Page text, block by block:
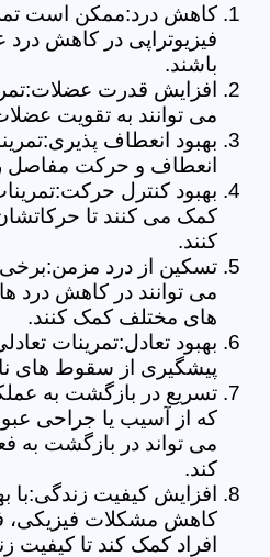
کاهش درد:ممکن است
فیزیوتراپی در کاهش
باشند.
افزایش قدرت
می توانند به تقویت
بهبود انعطاف
انعطاف و حرکت مفاصل
بهبود کنترل
کمک می کنند تا
کنند.
تسکین از درد مزمن:برخی
می توانند در کاهش درد
های مختلف کمک کنند.
بهبود تعادل:تمرینات
پیشگیری از سقوط های
تسریع در بازگشت به
که از آسیب یا جراحی
می تواند در بازگشت به
کند.
افزایش کیفیت زندگی:با
کاهش مشکلات فیزیکی،
افراد کمک کند تا کیفیت